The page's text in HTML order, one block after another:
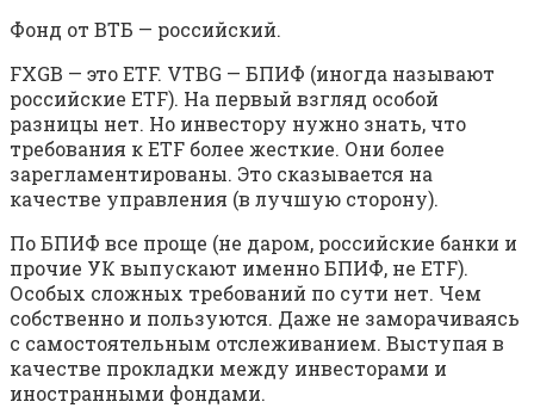
Фонд от ВТБ — российский.
FXGB — это ETF. VTBG — БПИФ (иногда называют
российские ETF). На первый взгляд особой
разницы нет. Но инвестору нужно знать, что
требования к ETF более жесткие. Они более
зарегламентированы. Это сказывается на
качестве управления (в лучшую сторону).
По БПИФ все проще (не даром, российские банки и
прочие УК выпускают именно БПИФ, не ETF).
Особых сложных требований по сути нет. Чем
собственно и пользуются. Даже не заморачиваясь
с самостоятельным отслеживанием. Выступая в
качестве прокладки между инвесторами и
иностранными фондами.